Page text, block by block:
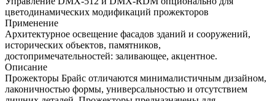
цветодинамических модификаций прожекторов
Применение
Архитектурное освещение фасадов зданий и сооружений,
исторических объектов, памятников,
достопримечательностей: заливающее, акцентное.
Описание
Прожекторы Брайс отличаются минималистичным дизайном,
лаконичностью формы, универсальностью и отсутствием